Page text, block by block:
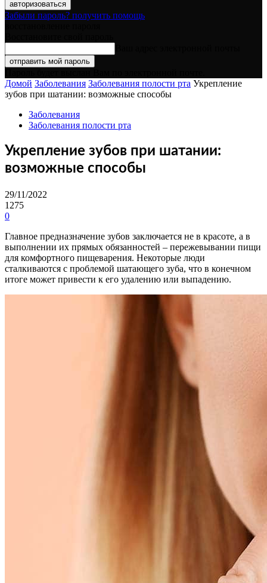
Забыли пароль? получить помощь
Домой Заболевания Заболевания полости рта Укрепление
зубов при шатании: возможные способы
Заболевания
Заболевания полости рта
Укрепление зубов при шатании:
возможные способы
29/11/2022
1275
0
Главное предназначение зубов заключается не в красоте, а в
выполнении их прямых обязанностей – пережевывании пищи
для комфортного пищеварения. Некоторые люди
сталкиваются с проблемой шатающего зуба, что в конечном
итоге может привести к его удалению или выпадению.